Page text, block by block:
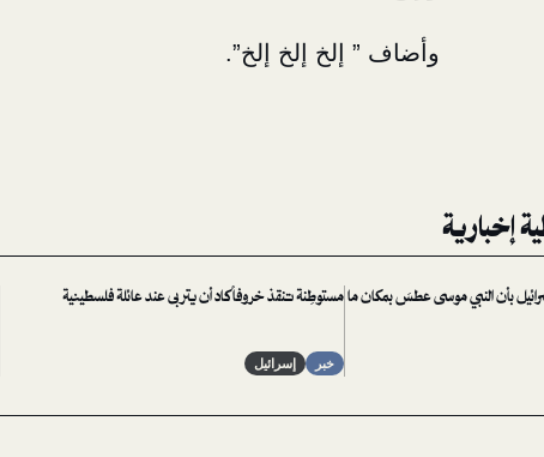
وأضاف ” إلخ إلخ إلخ”.
إخبارية
بأن النبي موسى عطسَ بمكان ما مستوطِنة تنقذ خروفاً كاد أن يتربى عند عائلة فلسطينية
خبر إسرائيل